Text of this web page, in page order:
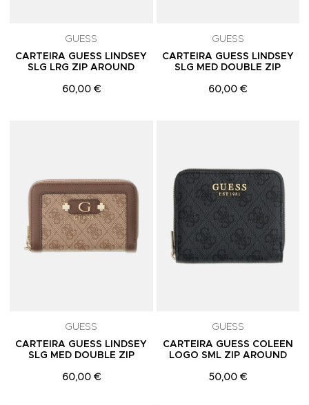
GUESS
CARTEIRA GUESS LINDSEY
SLG LRG ZIP AROUND
60,00 €
GUESS
CARTEIRA GUESS LINDSEY
SLG MED DOUBLE ZIP
60,00 €
GUESS
CARTEIRA GUESS LINDSEY
SLG MED DOUBLE ZIP
60,00 €
GUESS
CARTEIRA GUESS COLEEN
LOGO SML ZIP AROUND
50,00 €